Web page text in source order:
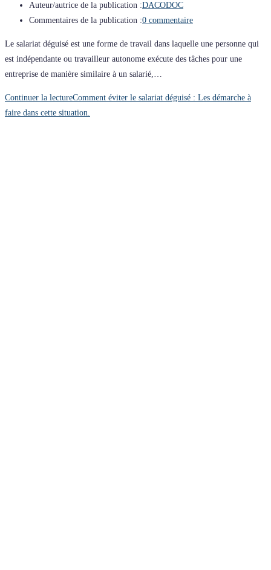
Auteur/autrice de la publication :DACODOC
Commentaires de la publication :0 commentaire
Le salariat déguisé est une forme de travail dans laquelle une personne qui
est indépendante ou travailleur autonome exécute des tâches pour une
entreprise de manière similaire à un salarié,…
Continuer la lectureComment éviter le salariat déguisé : Les démarche à
faire dans cette situation.